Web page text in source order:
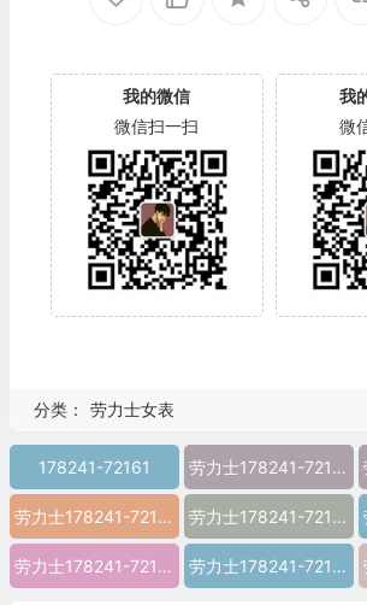
我的微信
微信扫一扫
我
微
分类： 劳力士女表
178241-72161 劳力士178241-72161
劳力士178241-72161价格 劳力士178241-72161参数
劳力士178241-72161多少钱 劳力士178241-72161怎么样